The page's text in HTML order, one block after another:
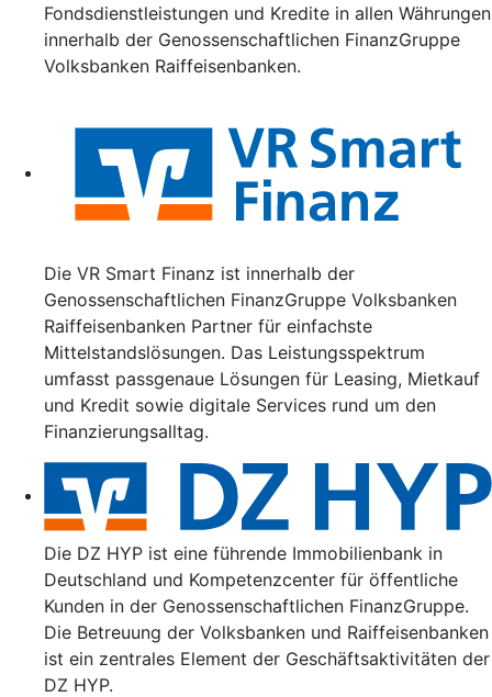
Fondsdienstleistungen und Kredite in allen Währungen
innerhalb der Genossenschaftlichen FinanzGruppe
Volksbanken Raiffeisenbanken.
Die VR Smart Finanz ist innerhalb der
Genossenschaftlichen FinanzGruppe Volksbanken
Raiffeisenbanken Partner für einfachste
Mittelstandslösungen. Das Leistungsspektrum
umfasst passgenaue Lösungen für Leasing, Mietkauf
und Kredit sowie digitale Services rund um den
Finanzierungsalltag.
Die DZ HYP ist eine führende Immobilienbank in
Deutschland und Kompetenzcenter für öffentliche
Kunden in der Genossenschaftlichen FinanzGruppe.
Die Betreuung der Volksbanken und Raiffeisenbanken
ist ein zentrales Element der Geschäftsaktivitäten der
DZ HYP.